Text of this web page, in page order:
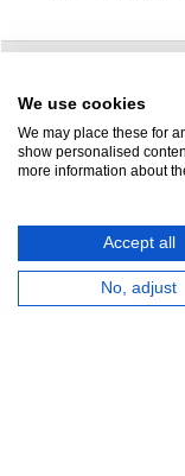
Zuidersluisweg
8243 RC
We use cookies
We may place these for
show personalised
more information about
Accept all
No, adjust